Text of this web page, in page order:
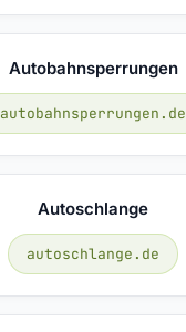
Autobahnsperrungen
autobahnsperrungen.de
Autoschlange
autoschlange.de